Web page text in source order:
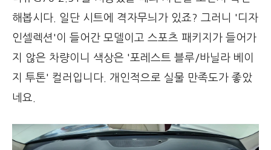
해봅시다. 일단 시트에 격자무늬가 있죠? 그러니 '디자
인셀렉션'이 들어간 모델이고 스포츠 패키지가 들어가
지 않은 차량이니 색상은 '포레스트 블루/바닐라 베이
지 투톤' 컬러입니다. 개인적으로 실물 만족도가 좋았
네요.